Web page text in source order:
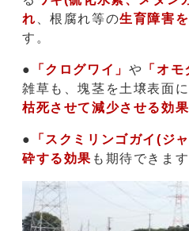
れ 、根腐れ等の生育障害
す。
● 「クログワイ」 や 「オモ
雑草も、塊茎を土壌表面
枯死させて減少させる効果
●
「スクミリンゴガイ(ジ
砕する効果 も期待できます